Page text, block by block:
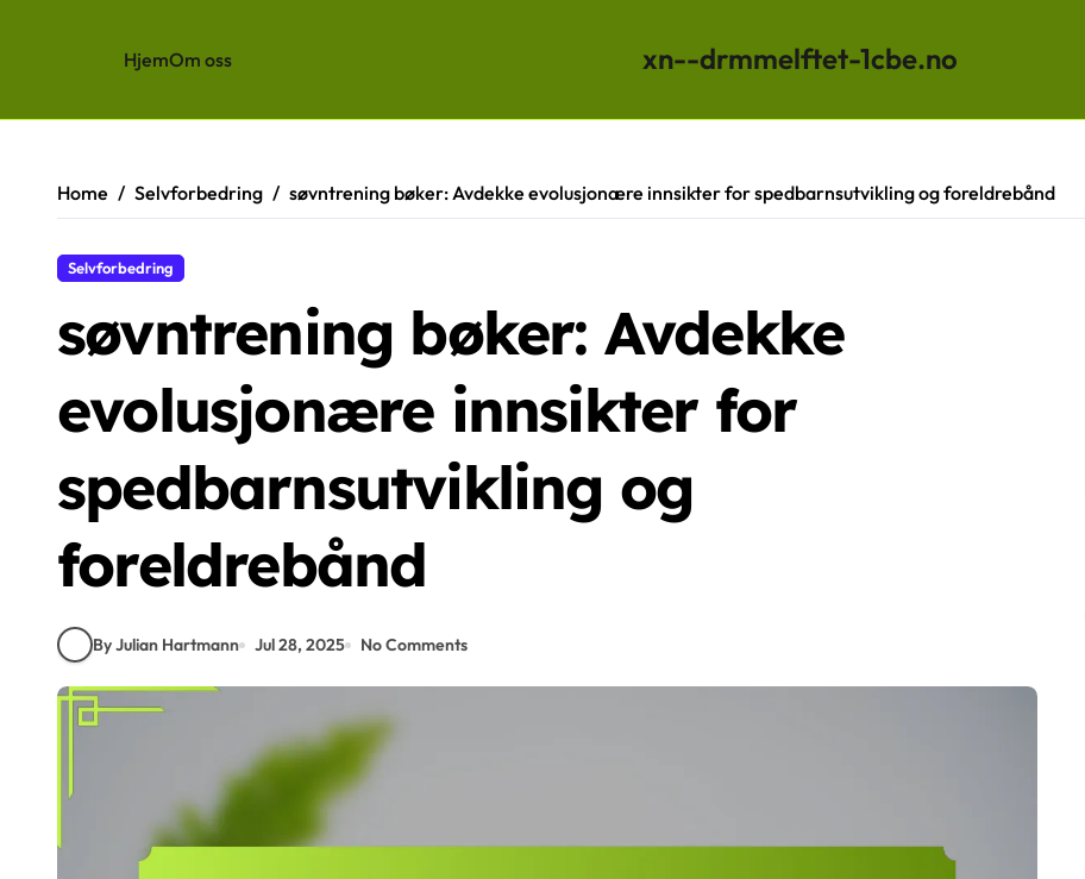
HjemOm oss xn--drmmelftet-1cbe.no
contentHome Selvforbedring søvntrening bøker: Avdekke evolusjonære innsikter for spedbarnsutvikling og foreldrebånd
Selvforbedring
søvntrening bøker: Avdekke
evolusjonære innsikter for
spedbarnsutvikling og
foreldrebånd
By Julian Hartmann Jul 28, 2025 No Comments